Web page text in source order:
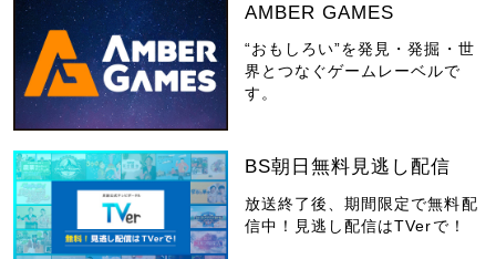
AMBER GAMES
“おもしろい”を発見・発掘・世
界とつなぐゲームレーベルで
す。
BS朝日無料見逃し配信
放送終了後、期間限定で無料配
信中！見逃し配信はTVerで！